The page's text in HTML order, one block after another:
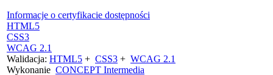
Informacje o certyfikacie dostępności
HTML5
CSS3
WCAG 2.1
Walidacja: HTML5 + CSS3 + WCAG 2.1
Wykonanie CONCEPT Intermedia